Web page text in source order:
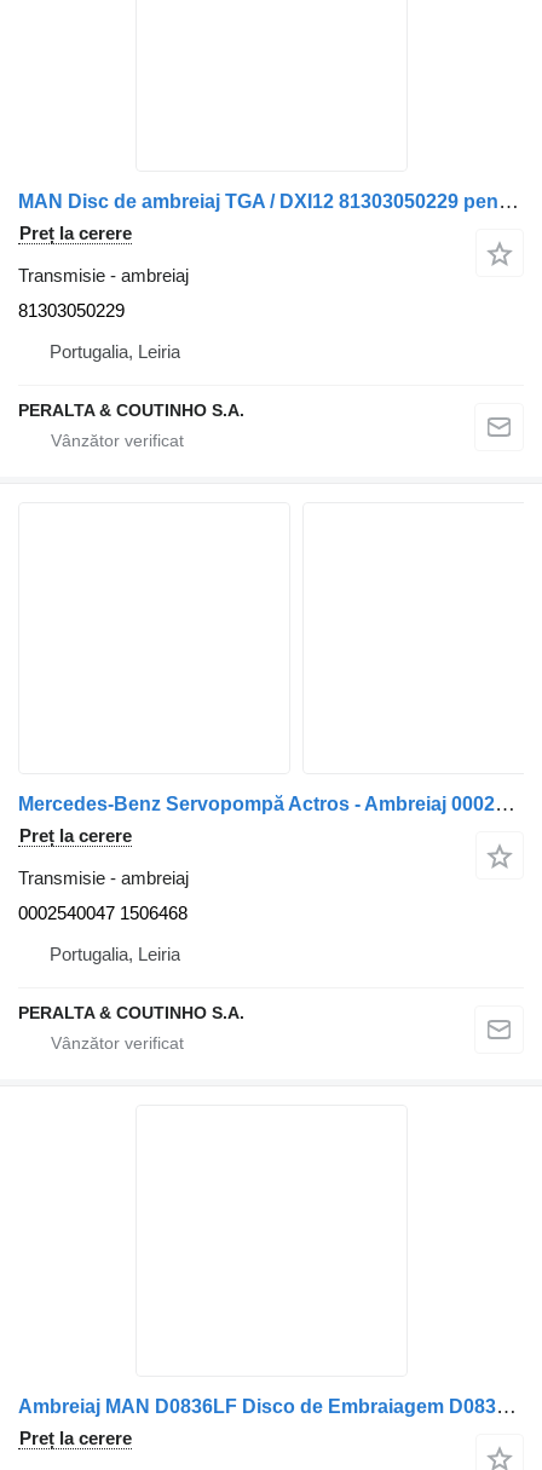
MAN Disc de ambreiaj TGA / DXI12 81303050229 pentru remorcă MAN
Preț la cerere
Transmisie - ambreiaj
81303050229
Portugalia, Leiria
PERALTA & COUTINHO S.A.
Mercedes-Benz Servopompă Actros - Ambreiaj 0002540047 pentru remorcă Mercedes-Benz
Preț la cerere
Transmisie - ambreiaj
0002540047 1506468
Portugalia, Leiria
PERALTA & COUTINHO S.A.
Ambreiaj MAN D0836LF Disco de Embraiagem D0836 81303050235 pentru remorcă MAN
Preț la cerere